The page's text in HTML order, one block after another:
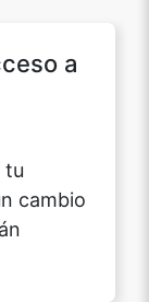
a
cambio